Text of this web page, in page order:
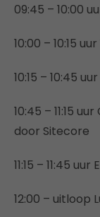
09:45 – 10:00
10:00 – 10:15
10:15 – 10:45
10:45 – 11:15
door Sitecore
11:15 – 11:45
12:00 – uitloop